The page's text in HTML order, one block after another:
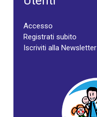
Accesso
Registrati subito
Iscriviti alla Newsletter